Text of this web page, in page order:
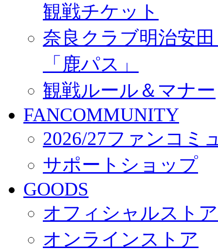
観戦チケット
奈良クラブ明治安
「鹿パス」
観戦ルール＆マナー
FANCOMMUNITY
2026/27ファンコミ
サポートショップ
GOODS
オフィシャルスト
オンラインストア